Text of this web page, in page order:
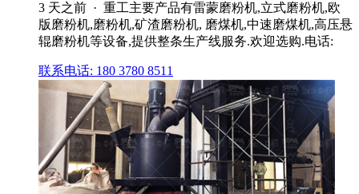
3 天之前 · 重工主要产品有雷蒙磨粉机,立式磨粉机,欧
版磨粉机,磨粉机,矿渣磨粉机, 磨煤机,中速磨煤机,高压悬
辊磨粉机等设备,提供整条生产线服务.欢迎选购.电话:
联系电话: 180 3780 8511